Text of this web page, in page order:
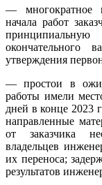
— многократное
начала работ
окончательного
утверждения
— простои в
работы имели
дней в конце 2023
направленные
от заказчика
владельцев
их переноса;
результатов